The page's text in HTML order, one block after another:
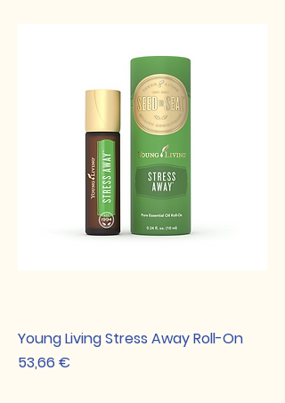
Young Living Stress Away Roll-On
Preis
53,66 €